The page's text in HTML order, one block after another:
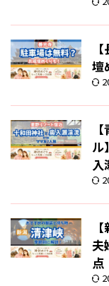
壇
ル
入
夫
点